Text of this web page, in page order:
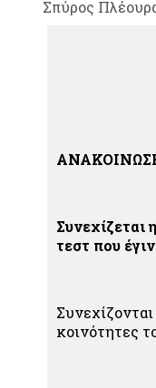
Σπύρος
Συνεχίζεται
τεστ που
κοινότητες